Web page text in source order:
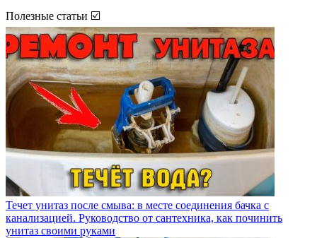
Полезные статьи ☑️
Течет унитаз после смыва: в месте соединения бачка с
канализацией. Руководство от сантехника, как починить
унитаз своими руками